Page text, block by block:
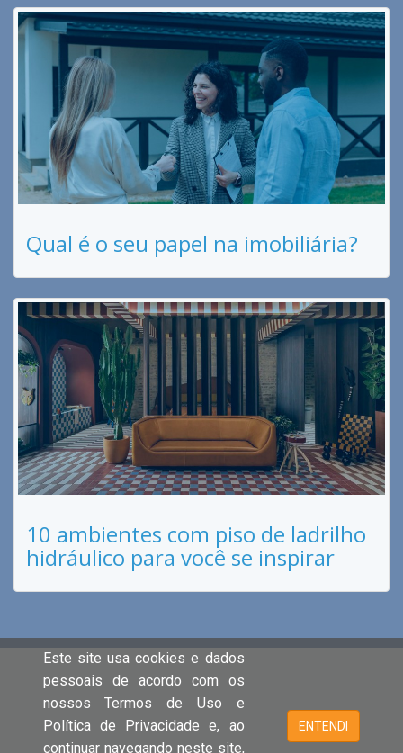
Qual é o seu papel na imobiliária?
10 ambientes com piso de ladrilho
hidráulico para você se inspirar
Este site usa cookies e dados
pessoais de acordo com os
nossos Termos de Uso e
Política de Privacidade e, ao
continuar navegando neste site,
ENTENDI